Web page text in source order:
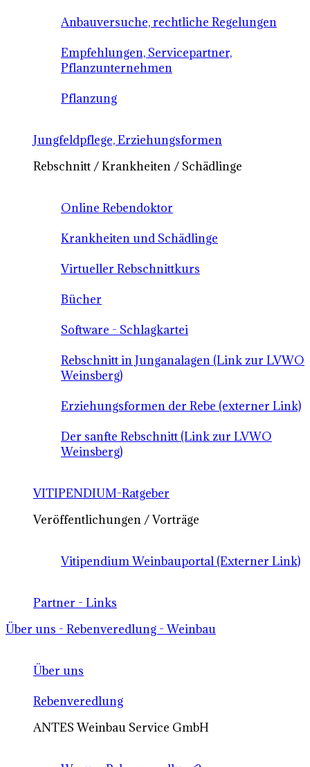
Anbauversuche, rechtliche Regelungen
Empfehlungen, Servicepartner,
Pflanzunternehmen
Pflanzung
Jungfeldpflege, Erziehungsformen
Rebschnitt / Krankheiten / Schädlinge
Online Rebendoktor
Krankheiten und Schädlinge
Virtueller Rebschnittkurs
Bücher
Software - Schlagkartei
Rebschnitt in Junganalagen (Link zur LVWO
Weinsberg)
Erziehungsformen der Rebe (externer Link)
Der sanfte Rebschnitt (Link zur LVWO
Weinsberg)
VITIPENDIUM-Ratgeber
Veröffentlichungen / Vorträge
Vitipendium Weinbauportal (Externer Link)
Partner - Links
Über uns - Rebenveredlung - Weinbau
Über uns
Rebenveredlung
ANTES Weinbau Service GmbH